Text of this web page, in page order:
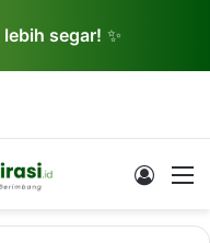
lebih segar! ✨
Log In